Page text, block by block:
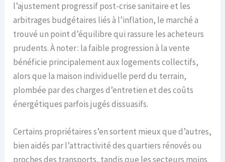
l’ajustement progressif post-crise sanitaire et les
arbitrages budgétaires liés à l’inflation, le marché a
trouvé un point d’équilibre qui rassure les acheteurs
prudents. À noter : la faible progression à la vente
bénéficie principalement aux logements collectifs,
alors que la maison individuelle perd du terrain,
plombée par des charges d’entretien et des coûts
énergétiques parfois jugés dissuasifs.
Certains propriétaires s’en sortent mieux que d’autres,
bien aidés par l’attractivité des quartiers rénovés ou
proches des transports, tandis que les secteurs moins